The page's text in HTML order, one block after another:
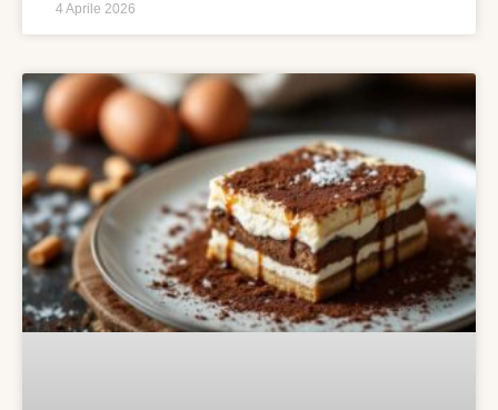
4 Aprile 2026